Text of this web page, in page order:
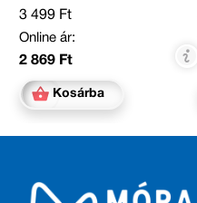
3 499 Ft
Online ár:
2 869 Ft
Kosárba